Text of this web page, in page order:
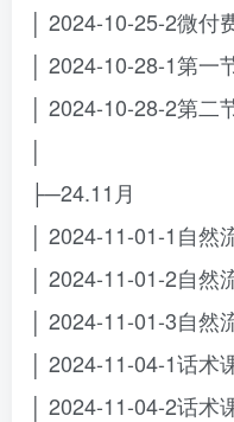
│ 2024-10-25-2微付
│ 2024-10-28-1第一
│ 2024-10-28-2第二
│
├─24.11月
│ 2024-11-01-1自然
│ 2024-11-01-2自然
│ 2024-11-01-3自然
│ 2024-11-04-1话术
│ 2024-11-04-2话术